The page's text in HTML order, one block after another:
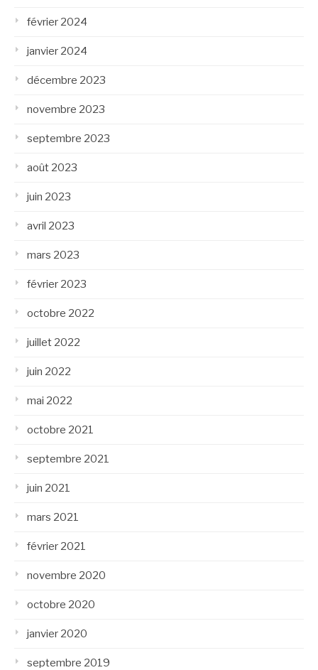
février 2024
janvier 2024
décembre 2023
novembre 2023
septembre 2023
août 2023
juin 2023
avril 2023
mars 2023
février 2023
octobre 2022
juillet 2022
juin 2022
mai 2022
octobre 2021
septembre 2021
juin 2021
mars 2021
février 2021
novembre 2020
octobre 2020
janvier 2020
septembre 2019